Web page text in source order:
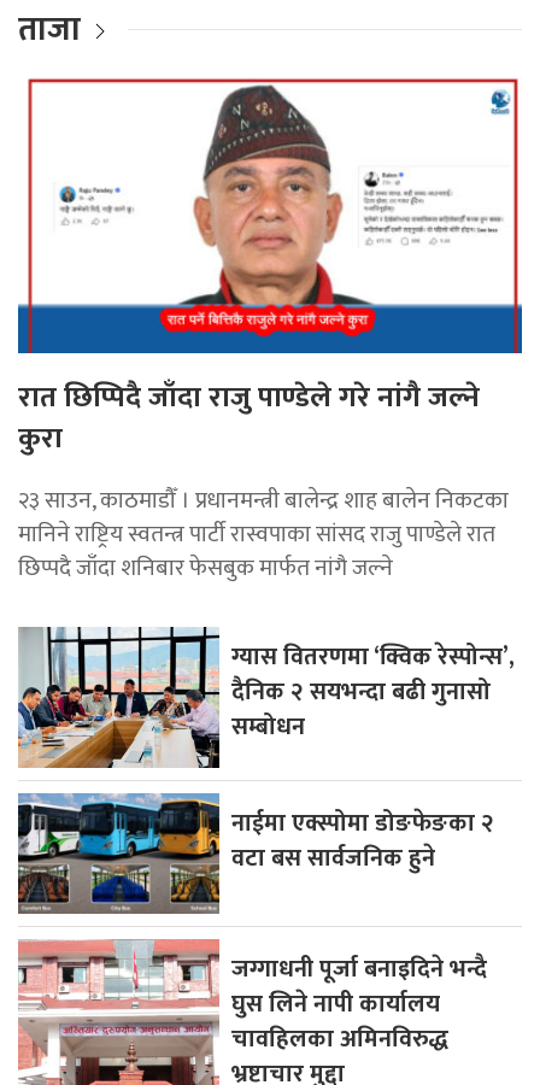
ताजा
रात छिप्पिदै जाँदा राजु पाण्डेले गरे नांगै जल्ने
कुरा
२३ साउन, काठमाडौँ । प्रधानमन्त्री बालेन्द्र शाह बालेन निकटका
मानिने राष्ट्रिय स्वतन्त्र पार्टी रास्वपाका सांसद राजु पाण्डेले रात
छिप्पदै जाँदा शनिबार फेसबुक मार्फत नांगै जल्ने
ग्यास वितरणमा ‘क्विक रेस्पोन्स’,
दैनिक २ सयभन्दा बढी गुनासो
सम्बोधन
नाईमा एक्स्पोमा डोङफेङका २
वटा बस सार्वजनिक हुने
जग्गाधनी पूर्जा बनाइदिने भन्दै
घुस लिने नापी कार्यालय
चावहिलका अमिनविरुद्ध
भ्रष्टाचार मुद्दा